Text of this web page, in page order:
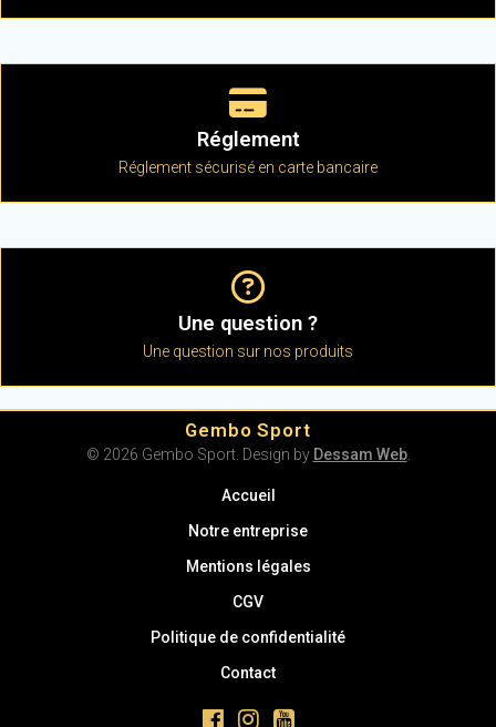
Réglement
Réglement sécurisé en carte bancaire
Une question ?
Une question sur nos produits
Gembo Sport
© 2026 Gembo Sport. Design by Dessam Web.
Accueil
Notre entreprise
Mentions légales
CGV
Politique de confidentialité
Contact